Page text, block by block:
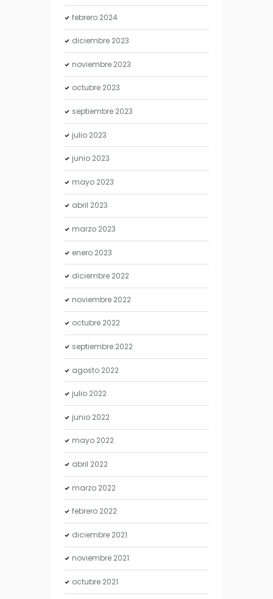
febrero 2024
diciembre 2023
noviembre 2023
octubre 2023
septiembre 2023
julio 2023
junio 2023
mayo 2023
abril 2023
marzo 2023
enero 2023
diciembre 2022
noviembre 2022
octubre 2022
septiembre 2022
agosto 2022
julio 2022
junio 2022
mayo 2022
abril 2022
marzo 2022
febrero 2022
diciembre 2021
noviembre 2021
octubre 2021